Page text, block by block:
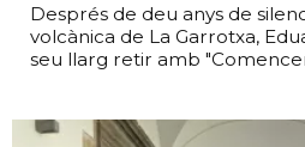
Després de deu anys de
volcànica de La Garrotxa,
seu llarg retir amb